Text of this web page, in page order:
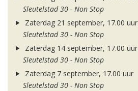
Sleutelstad 30 - Non Stop
Zaterdag 21 september, 17.00 uur
Sleutelstad 30 - Non Stop
Zaterdag 14 september, 17.00 uur
Sleutelstad 30 - Non Stop
Zaterdag 7 september, 17.00 uur
Sleutelstad 30 - Non Stop